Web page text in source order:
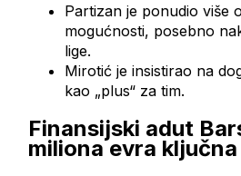
Partizan je ponudio više
mogućnosti, posebno
lige.
Mirotić je insistirao na
kao „plus“ za tim.
Finansijski adut
miliona evra